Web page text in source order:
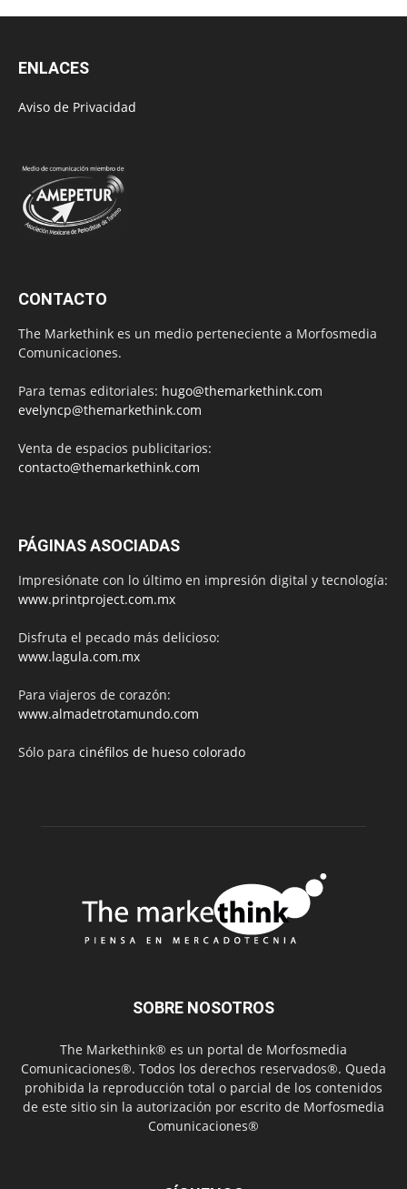
ENLACES
Aviso de Privacidad
CONTACTO
The Markethink es un medio perteneciente a Morfosmedia
Comunicaciones.
Para temas editoriales: hugo@themarkethink.com
evelyncp@themarkethink.com
Venta de espacios publicitarios:
contacto@themarkethink.com
PÁGINAS ASOCIADAS
Impresiónate con lo último en impresión digital y tecnología:
www.printproject.com.mx
Disfruta el pecado más delicioso:
www.lagula.com.mx
Para viajeros de corazón:
www.almadetrotamundo.com
Sólo para cinéfilos de hueso colorado
SOBRE NOSOTROS
The Markethink® es un portal de Morfosmedia
Comunicaciones®. Todos los derechos reservados®. Queda
prohibida la reproducción total o parcial de los contenidos
de este sitio sin la autorización por escrito de Morfosmedia
Comunicaciones®